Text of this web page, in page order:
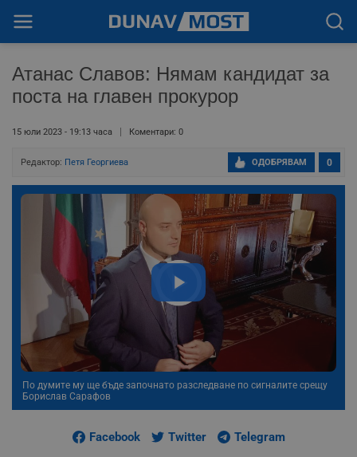
Атанас Славов: Нямам кандидат за
поста на главен прокурор
15 юли 2023 - 19:13 часа Коментари: 0
Редактор: Петя Георгиева 0
ОДОБРЯВАМ
По думите му ще бъде започнато разследване по сигналите срещу
Борислав Сарафов
Facebook Twitter Telegram